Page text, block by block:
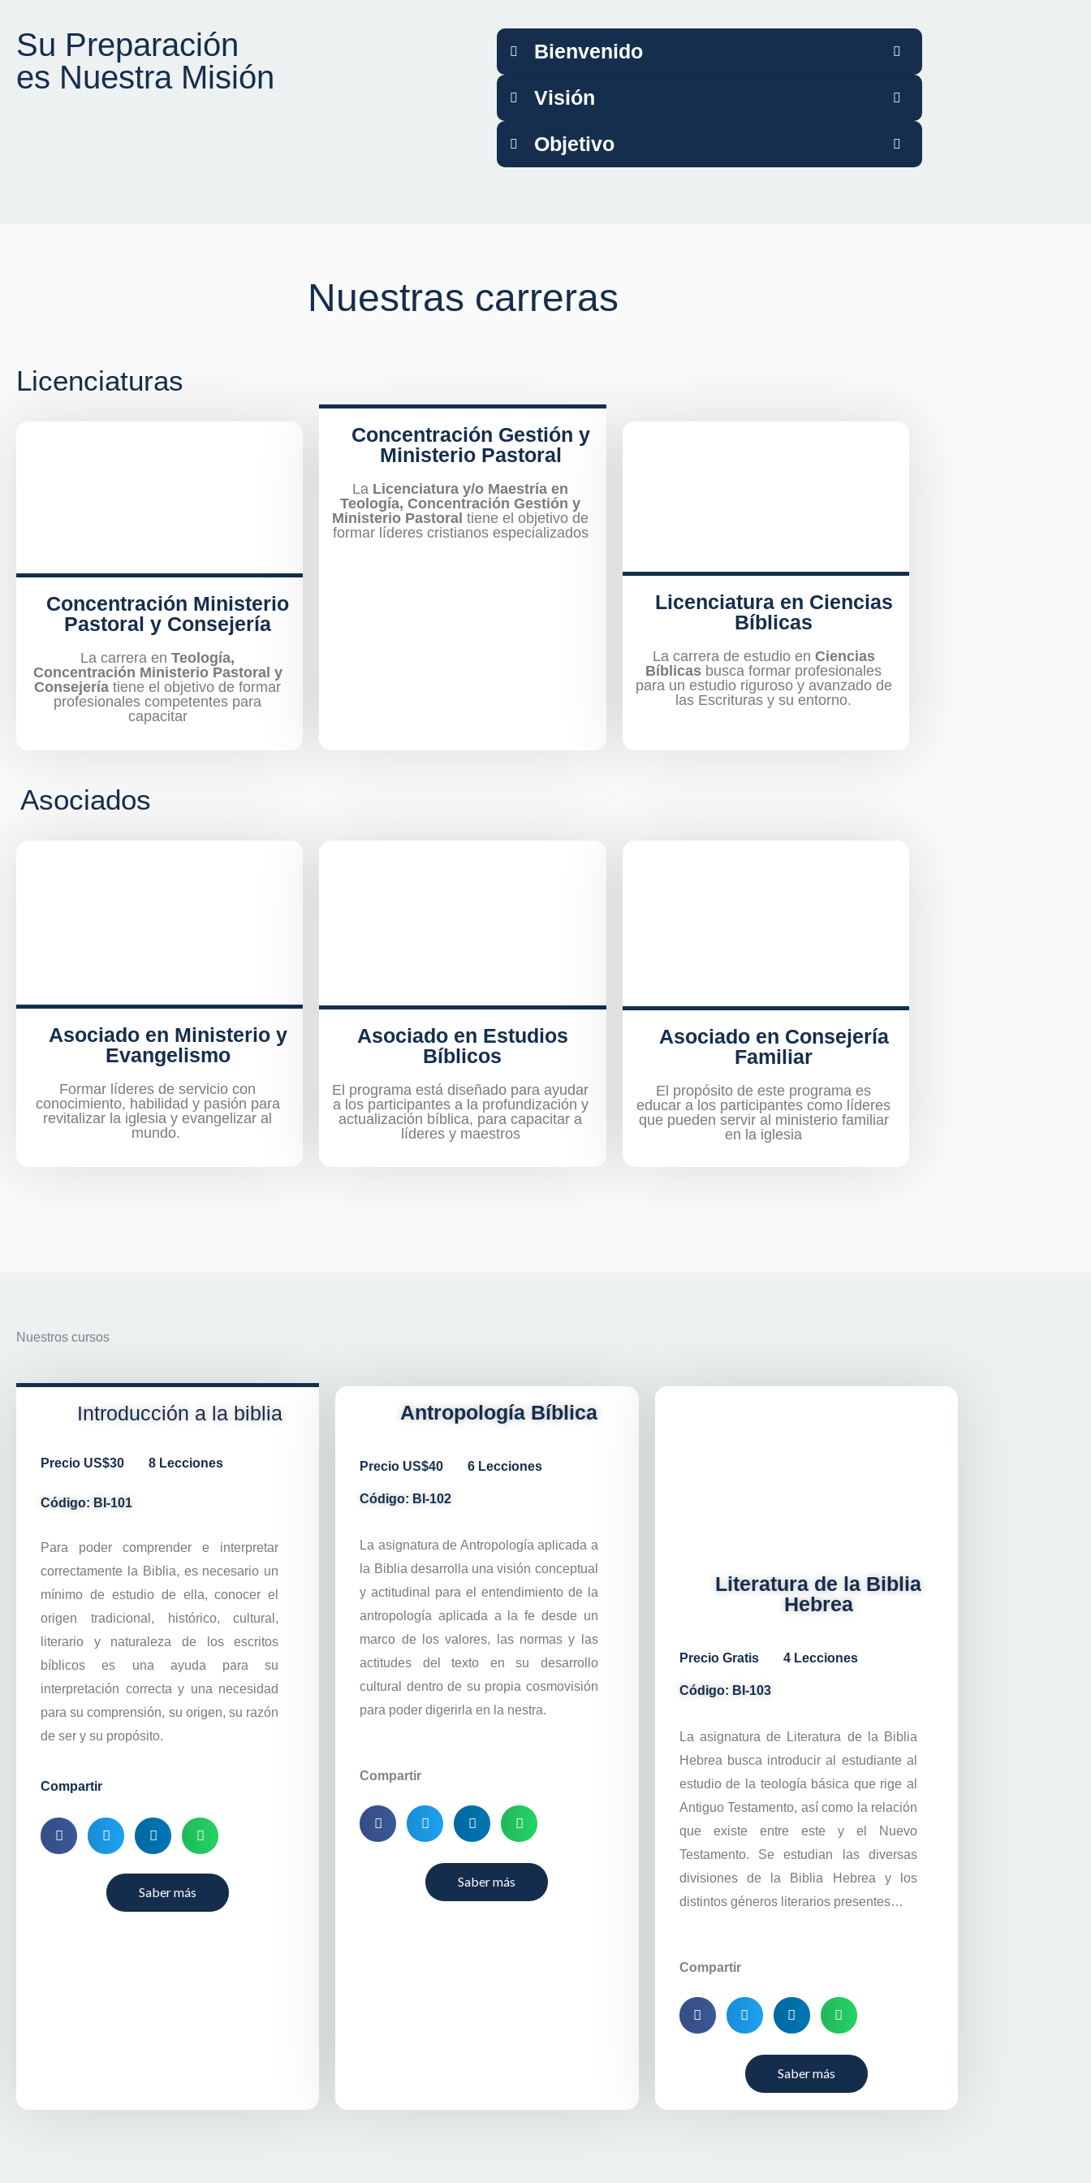
Conoce más
Su Preparación
es Nuestra Misión
Bienvenido
Visión
Objetivo
Nuestras carreras
Licenciaturas
Concentración Ministerio
Pastoral y Consejería
La carrera enTeología,
Concentración Ministerio Pastoral y
Consejería tiene el objetivo de formar
profesionales competentes para
capacitar
Concentración Gestión y
Ministerio Pastoral
La Licenciatura y/o Maestría en
Teología, Concentración Gestión y
Ministerio Pastoral tiene el objetivo de
formar líderes cristianos especializados
Licenciatura en Ciencias
Bíblicas
La carrera de estudio en Ciencias
Bíblicas busca formar profesionales
para un estudio riguroso y avanzado de
las Escrituras y su entorno.
Asociados
Asociado en Ministerio y
Evangelismo
Formar líderes de servicio con
conocimiento, habilidad y pasión para
revitalizar la iglesia y evangelizar al
mundo.
Asociado en Estudios
Bíblicos
El programa está diseñado para ayudar
a los participantes a la profundización y
actualización bíblica, para capacitar a
líderes y maestros
Asociado en Consejería
Familiar
El propósito de este programa es
educar a los participantes como líderes
que pueden servir al ministerio familiar
en la iglesia
Nuestros cursos
Introducción a la biblia
Precio US$30 8 Lecciones
Código: BI-101
Para poder comprender e interpretar
correctamente la Biblia, es necesario un
mínimo de estudio de ella, conocer el
origen tradicional, histórico, cultural,
literario y naturaleza de los escritos
bíblicos es una ayuda para su
interpretación correcta y una necesidad
para su comprensión, su origen, su razón
de ser y su propósito.
Compartir
Saber más
Antropología Bíblica
Precio US$40 6 Lecciones
Código: BI-102
La asignatura de Antropología aplicada a
la Biblia desarrolla una visión conceptual
y actitudinal para el entendimiento de la
antropología aplicada a la fe desde un
marco de los valores, las normas y las
actitudes del texto en su desarrollo
cultural dentro de su propia cosmovisión
para poder digerirla en la nestra.
Compartir
Saber más
Literatura de la Biblia
Hebrea
Precio Gratis 4 Lecciones
Código: BI-103
La asignatura de Literatura de la Biblia
Hebrea busca introducir al estudiante al
estudio de la teología básica que rige al
Antiguo Testamento, así como la relación
que existe entre este y el Nuevo
Testamento. Se estudian las diversas
divisiones de la Biblia Hebrea y los
distintos géneros literarios presentes…
Compartir
Saber más